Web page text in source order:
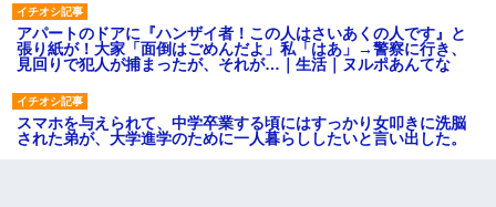
アパートのドアに『ハンザイ者！この人はさいあくの人です』と
張り紙が！大家「面倒はごめんだよ」私「はあ」→警察に行き、
見回りで犯人が捕まったが、それが…｜生活｜ヌルポあんてな
スマホを与えられて、中学卒業する頃にはすっかり女叩きに洗脳
された弟が、大学進学のために一人暮らししたいと言い出した。